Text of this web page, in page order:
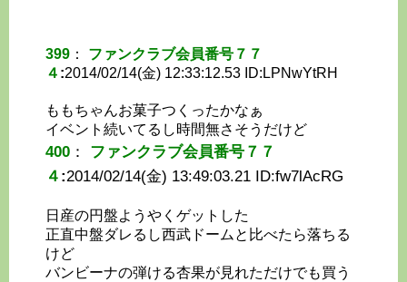
399 ： ファンクラブ会員番号７７
４ :2014/02/14(金) 12:33:12.53 ID: LPNwYtRH
ももちゃんお菓子つくったかなぁ
イベント続いてるし時間無さそうだけど
400 ： ファンクラブ会員番号７７
４ :2014/02/14(金) 13:49:03.21 ID:fw7lAcRG
日産の円盤ようやくゲットした
正直中盤ダレるし西武ドームと比べたら落ちる
けど
バンビーナの弾ける杏果が見れただけでも買う